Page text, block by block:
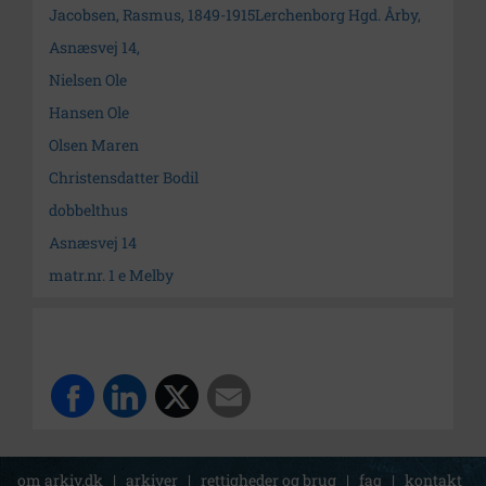
Jacobsen, Rasmus, 1849-1915Lerchenborg Hgd. Årby,
Asnæsvej 14,
Nielsen Ole
Hansen Ole
Olsen Maren
Christensdatter Bodil
dobbelthus
Asnæsvej 14
matr.nr. 1 e Melby
om arkiv.dk | arkiver | rettigheder og brug | faq | kontakt